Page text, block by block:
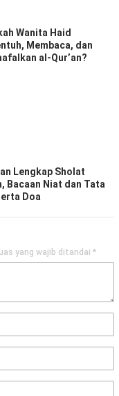
Wanita Haid
Membaca, dan
al-Qur’an?
Lengkap Sholat
Bacaan Niat dan Tata
Doa
yang wajib ditandai *